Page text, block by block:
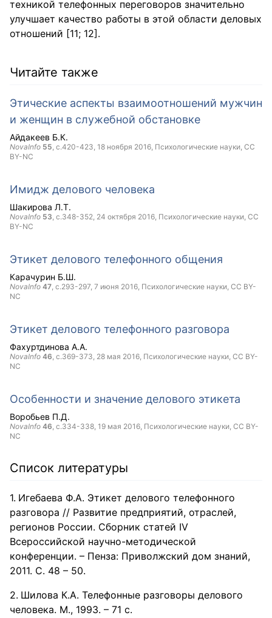
техникой телефонных переговоров значительно
улучшает качество работы в этой области деловых
отношений [11; 12].
Читайте также
Этические аспекты взаимоотношений мужчин
и женщин в служебной обстановке
Айдакеев Б.К.
NovaInfo 55, с.420-423, 18 ноября 2016, Психологические науки, CC
BY-NC
Имидж делового человека
Шакирова Л.Т.
NovaInfo 53, с.348-352, 24 октября 2016, Психологические науки, CC
BY-NC
Этикет делового телефонного общения
Карачурин Б.Ш.
NovaInfo 47, с.293-297, 7 июня 2016, Психологические науки, CC BY-
NC
Этикет делового телефонного разговора
Фахуртдинова А.А.
NovaInfo 46, с.369-373, 28 мая 2016, Психологические науки, CC BY-
NC
Особенности и значение делового этикета
Воробьев П.Д.
NovaInfo 46, с.334-338, 19 мая 2016, Психологические науки, CC BY-
NC
Список литературы
Игебаева Ф.А. Этикет делового телефонного
разговора // Развитие предприятий, отраслей,
регионов России. Сборник статей IV
Всероссийской научно-методической
конференции. – Пенза: Приволжский дом знаний,
2011. С. 48 – 50.
Шилова К.А. Телефонные разговоры делового
человека. М., 1993. – 71 с.